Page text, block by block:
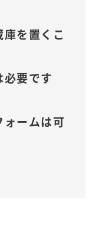
を置くこ
要です
ームは可